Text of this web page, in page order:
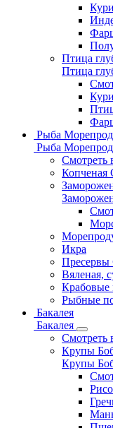
Птица
Птица
Рыба
Рыба
Смотреть
Копченая
Икра
Пресервы
Вяленая,
Крабовые
Рыбные
Бакалея
Бакалея
Смотреть
Крупы
Крупы